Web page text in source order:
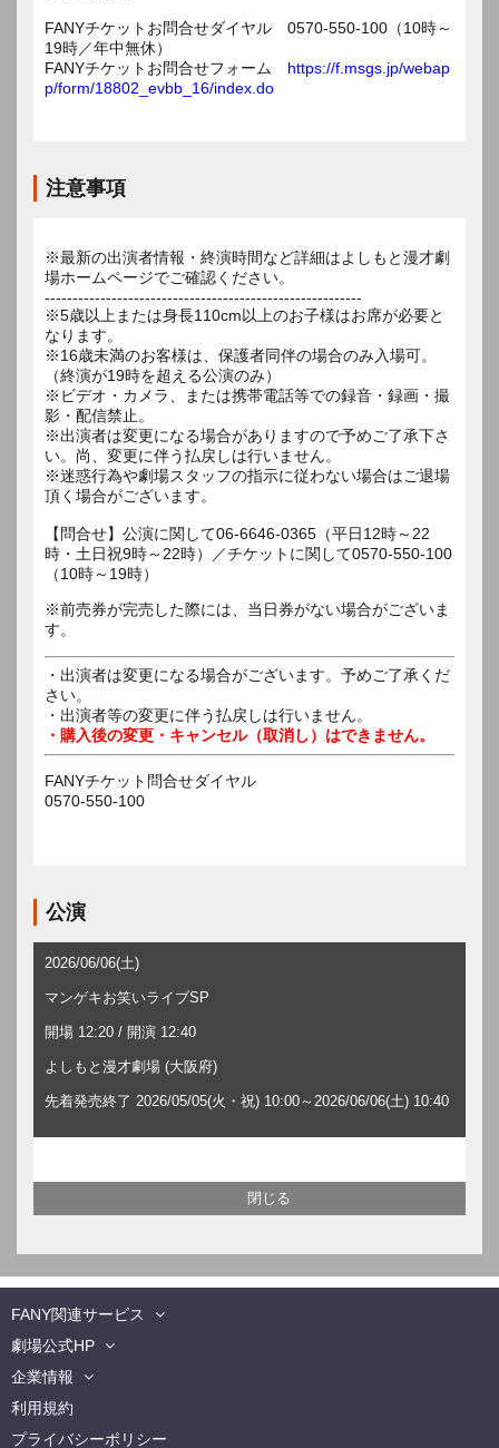
FANYチケットお問合せダイヤル 0570-550-100（10時～
19時／年中無休）
FANYチケットお問合せフォーム https://f.msgs.jp/webap
p/form/18802_evbb_16/index.do
注意事項
※最新の出演者情報・終演時間など詳細はよしもと漫才劇
場ホームページでご確認ください。
---------------------------------------------------------
※5歳以上または身長110cm以上のお子様はお席が必要と
なります。
※16歳未満のお客様は、保護者同伴の場合のみ入場可。
（終演が19時を超える公演のみ）
※ビデオ・カメラ、または携帯電話等での録音・録画・撮
影・配信禁止。
※出演者は変更になる場合がありますので予めご了承下さ
い。尚、変更に伴う払戻しは行いません。
※迷惑行為や劇場スタッフの指示に従わない場合はご退場
頂く場合がございます。
【問合せ】公演に関して06-6646-0365（平日12時～22
時・土日祝9時～22時）／チケットに関して0570-550-100
（10時～19時）
※前売券が完売した際には、当日券がない場合がございま
す。
・出演者は変更になる場合がございます。予めご了承くだ
さい。
・出演者等の変更に伴う払戻しは行いません。
・購入後の変更・キャンセル（取消し）はできません。
FANYチケット問合せダイヤル
0570-550-100
公演
2026/06/06(土)
マンゲキお笑いライブSP
開場 12:20 / 開演 12:40
よしもと漫才劇場 (大阪府)
先着発売終了 2026/05/05(火・祝) 10:00～2026/06/06(土) 10:40
FANY関連サービス
劇場公式HP
企業情報
利用規約
プライバシーポリシー